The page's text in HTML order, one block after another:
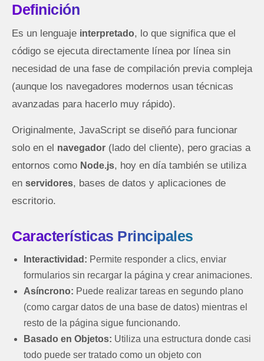
Definición
Es un lenguaje interpretado, lo que significa que el
código se ejecuta directamente línea por línea sin
necesidad de una fase de compilación previa compleja
(aunque los navegadores modernos usan técnicas
avanzadas para hacerlo muy rápido).
Originalmente, JavaScript se diseñó para funcionar
solo en el navegador (lado del cliente), pero gracias a
entornos como Node.js, hoy en día también se utiliza
en servidores, bases de datos y aplicaciones de
escritorio.
Características Principales
Interactividad: Permite responder a clics, enviar
formularios sin recargar la página y crear animaciones.
Asíncrono: Puede realizar tareas en segundo plano
(como cargar datos de una base de datos) mientras el
resto de la página sigue funcionando.
Basado en Objetos: Utiliza una estructura donde casi
todo puede ser tratado como un objeto con